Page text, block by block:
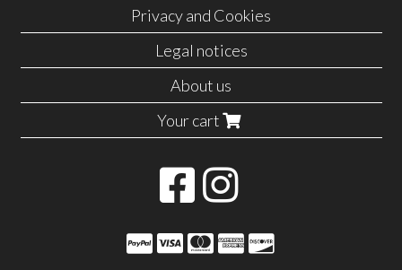
Privacy and Cookies
Legal notices
About us
Your cart